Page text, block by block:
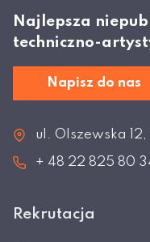
Najlepsza
techniczno-
Napisz do nas
ul. Olszewska
+ 48 22 825 80
Rekrutacja